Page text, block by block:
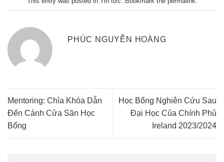
PHÚC NGUYỄN HOÀNG
Mentoring: Chìa Khóa Dẫn
Đến Cánh Cửa Săn Học
Bổng
Học Bổng Nghiên Cứu Sau
Đại Học Của Chính Phủ
Ireland 2023/2024